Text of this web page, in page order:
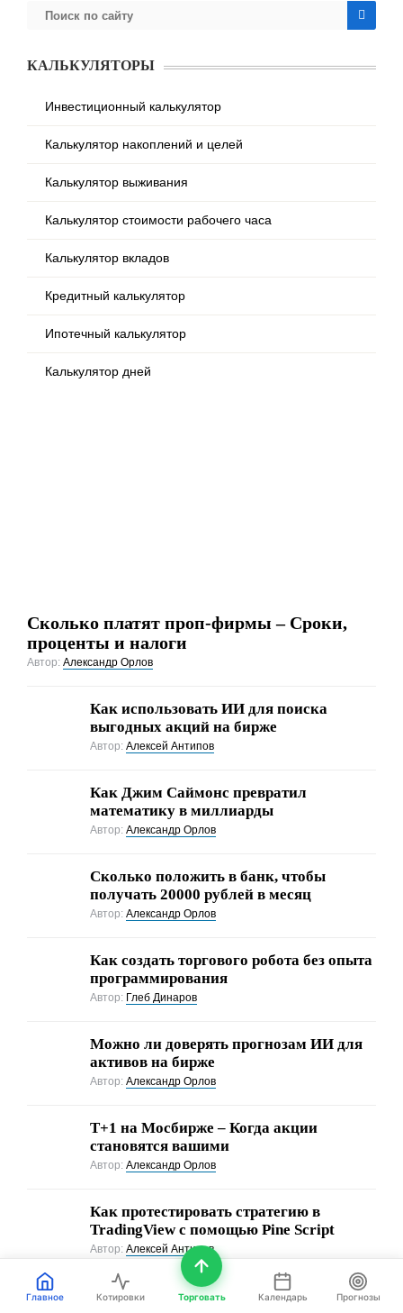
КАЛЬКУЛЯТОРЫ
Инвестиционный калькулятор
Калькулятор накоплений и целей
Калькулятор выживания
Калькулятор стоимости рабочего часа
Калькулятор вкладов
Кредитный калькулятор
Ипотечный калькулятор
Калькулятор дней
Сколько платят проп-фирмы – Сроки,
проценты и налоги
Автор:Александр Орлов
Как использовать ИИ для поиска
выгодных акций на бирже
Автор:Алексей Антипов
Как Джим Саймонс превратил
математику в миллиарды
Автор:Александр Орлов
Сколько положить в банк, чтобы
получать 20000 рублей в месяц
Автор:Александр Орлов
Как создать торгового робота без опыта
программирования
Автор: Глеб Динаров
Можно ли доверять прогнозам ИИ для
активов на бирже
Автор:Александр Орлов
Т+1 на Мосбирже – Когда акции
становятся вашими
Автор:Александр Орлов
Как протестировать стратегию в
TradingView с помощью Pine Script
Автор:Алексей Антипов
Главное Котировки Торговать Календарь Прогнозы